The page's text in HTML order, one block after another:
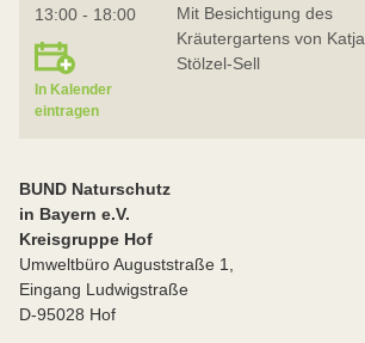
13:00 - 18:00
In Kalender
eintragen
Mit Besichtigung des
Kräutergartens von Katja
Stölzel-Sell
BUND Naturschutz
in Bayern e.V.
Kreisgruppe Hof
Umweltbüro Auguststraße 1,
Eingang Ludwigstraße
D-95028 Hof